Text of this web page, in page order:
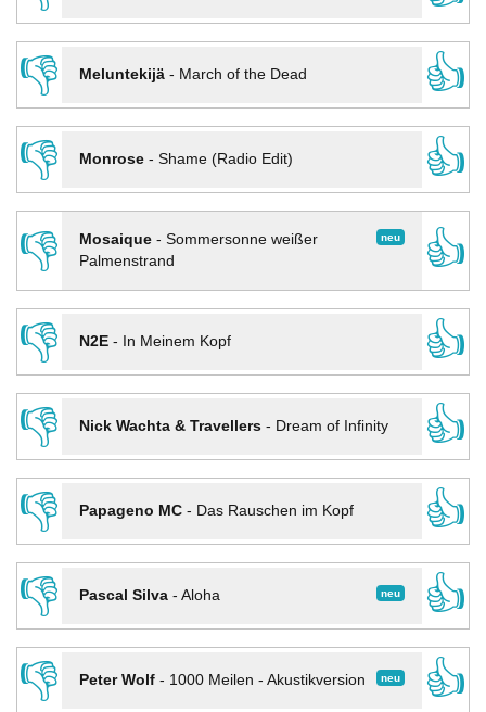
👎
Meluntekijä- March of the Dead
👍
👎
Monrose- Shame (Radio Edit)
👍
👎
neu
Mosaique- Sommersonne weißer
Palmenstrand
👍
👎
N2E- In Meinem Kopf
👍
👎
Nick Wachta & Travellers- Dream of Infinity
👍
👎
Papageno MC- Das Rauschen im Kopf
👍
👎
neu
Pascal Silva- Aloha
👍
👎
neu
Peter Wolf- 1000 Meilen - Akustikversion
👍